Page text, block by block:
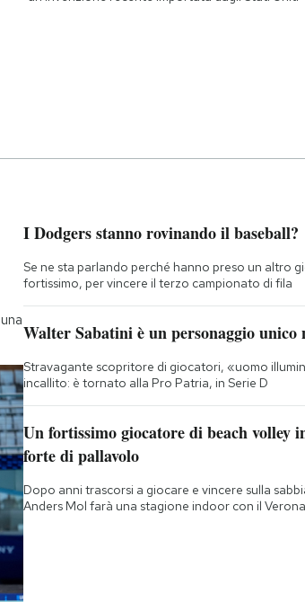
I Dodgers stanno rovinando il baseball?
Se ne sta parlando perché hanno preso un altro
fortissimo, per vincere il terzo campionato di fila
Walter Sabatini è un personaggio unico
Stravagante scopritore di giocatori, «uomo
incallito: è tornato alla Pro Patria, in Serie D
Un fortissimo giocatore di beach volley
forte di pallavolo
Dopo anni trascorsi a giocare e vincere sulla
Anders Mol farà una stagione indoor con il